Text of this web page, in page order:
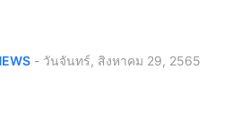
- วันจันทร์, สิงหาคม 29, 2565